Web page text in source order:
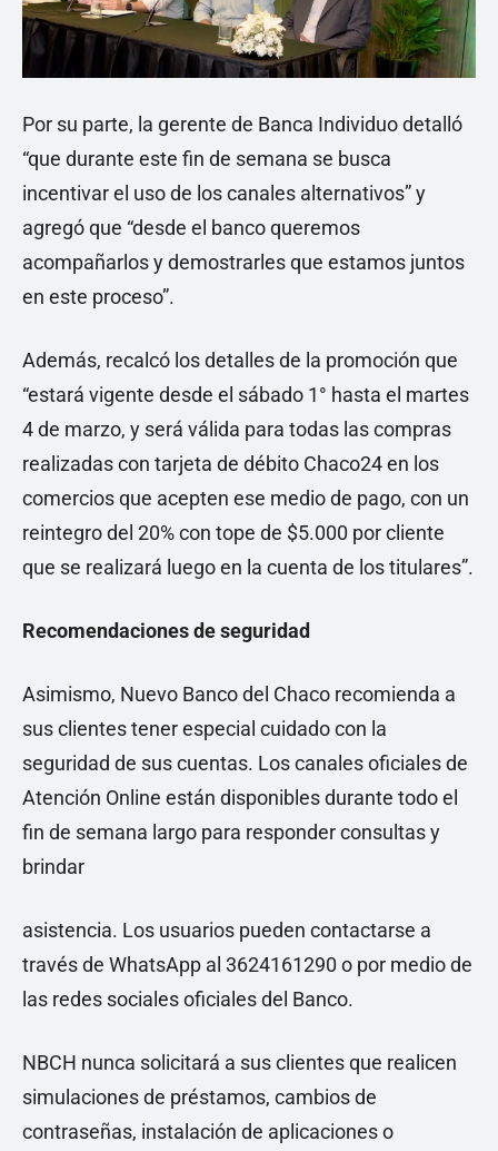
Por su parte, la gerente de Banca Individuo detalló
“que durante este fin de semana se busca
incentivar el uso de los canales alternativos” y
agregó que “desde el banco queremos
acompañarlos y demostrarles que estamos juntos
en este proceso”.
Además, recalcó los detalles de la promoción que
“estará vigente desde el sábado 1° hasta el martes
4 de marzo, y será válida para todas las compras
realizadas con tarjeta de débito Chaco24 en los
comercios que acepten ese medio de pago, con un
reintegro del 20% con tope de $5.000 por cliente
que se realizará luego en la cuenta de los titulares”.
Recomendaciones de seguridad
Asimismo, Nuevo Banco del Chaco recomienda a
sus clientes tener especial cuidado con la
seguridad de sus cuentas. Los canales oficiales de
Atención Online están disponibles durante todo el
fin de semana largo para responder consultas y
brindar
asistencia. Los usuarios pueden contactarse a
través de WhatsApp al 3624161290 o por medio de
las redes sociales oficiales del Banco.
NBCH nunca solicitará a sus clientes que realicen
simulaciones de préstamos, cambios de
contraseñas, instalación de aplicaciones o